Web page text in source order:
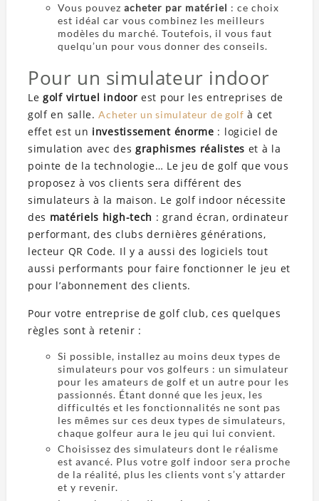
Vous pouvez acheter par matériel : ce choix
est idéal car vous combinez les meilleurs
modèles du marché. Toutefois, il vous faut
quelqu’un pour vous donner des conseils.
Pour un simulateur indoor
Le golf virtuel indoor est pour les entreprises de
golf en salle.Acheter un simulateur de golf à cet
effet est un investissement énorme : logiciel de
simulation avec des graphismes réalistes et à la
pointe de la technologie… Le jeu de golf que vous
proposez à vos clients sera différent des
simulateurs à la maison. Le golf indoor nécessite
des matériels high-tech : grand écran, ordinateur
performant, des clubs dernières générations,
lecteur QR Code. Il y a aussi des logiciels tout
aussi performants pour faire fonctionner le jeu et
pour l’abonnement des clients.
Pour votre entreprise de golf club, ces quelques
règles sont à retenir :
Si possible, installez au moins deux types de
simulateurs pour vos golfeurs : un simulateur
pour les amateurs de golf et un autre pour les
passionnés. Étant donné que les jeux, les
difficultés et les fonctionnalités ne sont pas
les mêmes sur ces deux types de simulateurs,
chaque golfeur aura le jeu qui lui convient.
Choisissez des simulateurs dont le réalisme
est avancé. Plus votre golf indoor sera proche
de la réalité, plus les clients vont s’y attarder
et y revenir.